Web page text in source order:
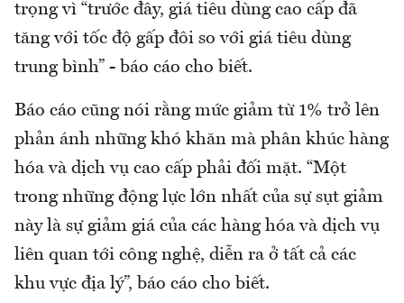
trọng vì “trước đây, giá tiêu dùng cao cấp đã
tăng với tốc độ gấp đôi so với giá tiêu dùng
trung bình” - báo cáo cho biết.
Báo cáo cũng nói rằng mức giảm từ 1% trở lên
phản ánh những khó khăn mà phân khúc hàng
hóa và dịch vụ cao cấp phải đối mặt. “Một
trong những động lực lớn nhất của sự sụt giảm
này là sự giảm giá của các hàng hóa và dịch vụ
liên quan tới công nghệ, diễn ra ở tất cả các
khu vực địa lý”, báo cáo cho biết.